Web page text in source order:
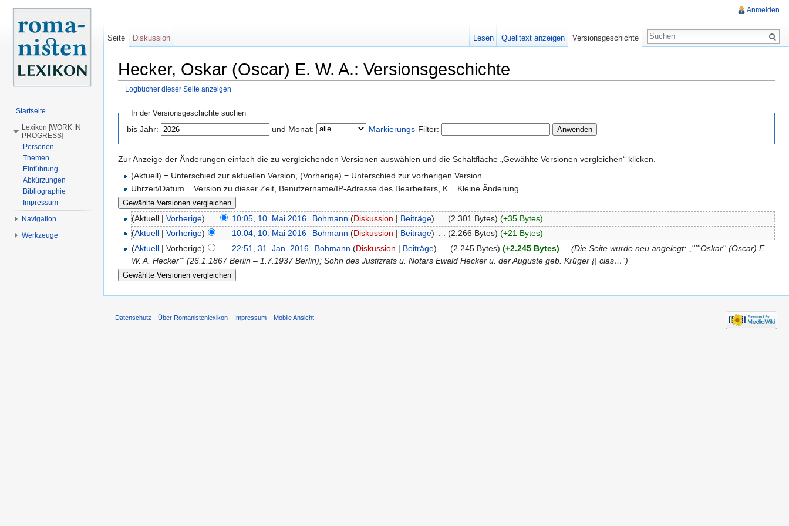
Hecker, Oskar (Oscar) E. W. A.: Versionsgeschichte
Logbücher dieser Seite anzeigen
In der Versionsgeschichte suchen
bis Jahr: und Monat: Markierungs-Filter:
Zur Anzeige der Änderungen einfach die zu vergleichenden Versionen auswählen und die Schaltfläche „Gewählte Versionen vergleichen“ klicken.
(Aktuell) = Unterschied zur aktuellen Version, (Vorherige) = Unterschied zur vorherigen Version
Uhrzeit/Datum = Version zu dieser Zeit, Benutzername/IP-Adresse des Bearbeiters, K = Kleine Änderung
(Aktuell |Vorherige) 10:05, 10. Mai 2016 Bohmann (Diskussion | Beiträge) (2.301 Bytes) (+35 Bytes)
(Aktuell |Vorherige) 10:04, 10. Mai 2016 Bohmann (Diskussion | Beiträge) . . (2.266 Bytes) (+21 Bytes)
(Aktuell | Vorherige) 22:51, 31. Jan. 2016 Bohmann (Diskussion | Beiträge) (2.245 Bytes) (+2.245 Bytes)
(Die Seite wurde neu angelegt: „'''''Oskar'' (Oscar) E.
W. A. Hecker''' (26.1.1867 Berlin – 1.7.1937 Berlin); Sohn des Justizrats u. Notars Ewald Hecker u. der Auguste geb. Krüger {| clas…“)
Anmelden
Seite Diskussion Lesen Quelltext anzeigen Versionsgeschichte
Startseite
Lexikon [WORK IN
PROGRESS]
Personen
Themen
Einführung
Abkürzungen
Bibliographie
Impressum
Navigation
Werkzeuge
Datenschutz Über Romanistenlexikon Impressum Mobile Ansicht